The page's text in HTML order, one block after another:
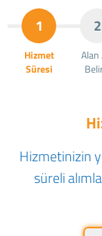
1
Hizmet
Süresi
2
Alan
Hizmetinizin
süreli